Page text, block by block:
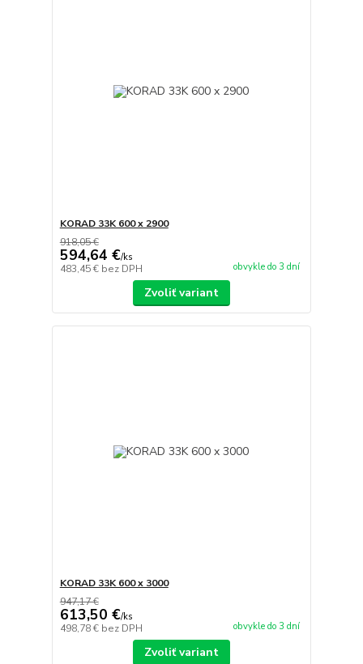
KORAD 33K 600 x 2900
918,05 €
594,64 €/ks
483,45 € bez DPH obvykle do 3 dní
Zvoliť variant
KORAD 33K 600 x 3000
947,17 €
613,50 €/ks
498,78 € bez DPH obvykle do 3 dní
Zvoliť variant